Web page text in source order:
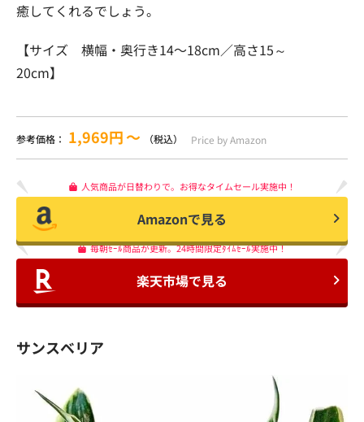
癒してくれるでしょう。
【サイズ 横幅・奥行き14〜18cm／高さ15～
20cm】
参考価格： 1,969円〜 （税込） Price by Amazon
人気商品が日替わりで。お得なタイムセール実施中！
Amazonで見る
毎朝ｾｰﾙ商品が更新。24時間限定ﾀｲﾑｾｰﾙ実施中！
楽天市場で見る
サンスベリア